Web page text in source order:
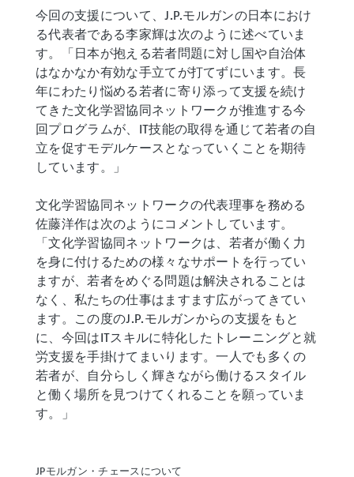
今回の支援について、J.P.モルガンの日本におけ
る代表者である李家輝は次のように述べていま
す。「日本が抱える若者問題に対し国や自治体
はなかなか有効な手立てが打てずにいます。長
年にわたり悩める若者に寄り添って支援を続け
てきた文化学習協同ネットワークが推進する今
回プログラムが、IT技能の取得を通じて若者の自
立を促すモデルケースとなっていくことを期待
しています。」
文化学習協同ネットワークの代表理事を務める
佐藤洋作は次のようにコメントしています。
「文化学習協同ネットワークは、若者が働く力
を身に付けるための様々なサポートを行ってい
ますが、若者をめぐる問題は解決されることは
なく、私たちの仕事はますます広がってきてい
ます。この度のJ.P.モルガンからの支援をもと
に、今回はITスキルに特化したトレーニングと就
労支援を手掛けてまいります。一人でも多くの
若者が、自分らしく輝きながら働けるスタイル
と働く場所を見つけてくれることを願っていま
す。」
JPモルガン・チェースについて